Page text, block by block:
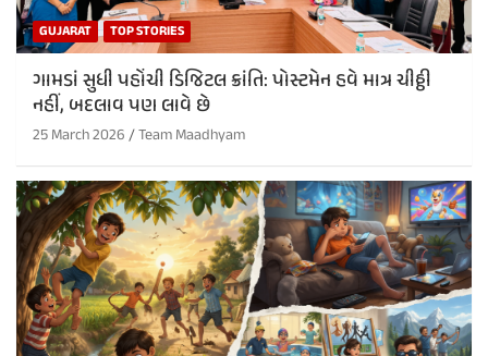
GUJARAT TOP STORIES
ગામડાં સુધી પહોંચી ડિજિટલ ક્રાંતિ: પોસ્ટમેન હવે માત્ર ચીઠ્ઠી
નહીં, બદલાવ પણ લાવે છે
25 March 2026 Team Maadhyam